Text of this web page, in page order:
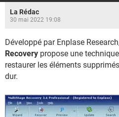
La Rédac
30 mai 2022 19:08
Développé par Enplase
Recovery propose une
restaurer les éléments
dur.